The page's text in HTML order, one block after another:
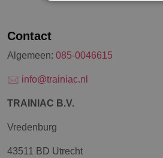
Contact
Algemeen: 085-0046615
info@trainiac.nl
TRAINIAC B.V.
Vredenburg
43511 BD Utrecht